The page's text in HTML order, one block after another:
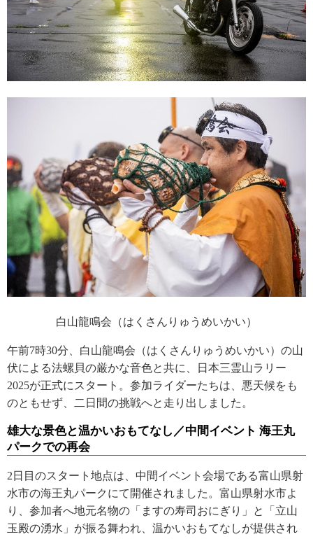
白山龍鳴会（はくさんりゅうめいかい）
午前7時30分、白山龍鳴会（はくさんりゅうめいかい）の山
伏による法螺貝の厳かな音色と共に、日本三霊山ラリー
2025が正式にスタート。参加ライダーたちは、悪天候をも
のともせず、二日間の挑戦へと走り出しました。
雄大な景色と温かいおもてなし／中間イベント 海王丸
パークでの再会
2日目のスタート地点は、中間イベント会場である富山県射
水市の海王丸パークにて開催されました。富山県射水市よ
り、参加者へ地元名物の「ますの寿司おにぎり」と「立山
玉殿の湧水」が振る舞われ、温かいおもてなしが提供され